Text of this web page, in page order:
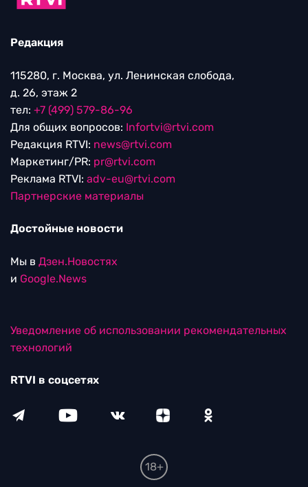
Редакция
115280, г. Москва, ул. Ленинская слобода,
д. 26, этаж 2
тел: +7 (499) 579-86-96
Для общих вопросов: Infortvi@rtvi.com
Редакция RTVI: news@rtvi.com
Маркетинг/PR: pr@rtvi.com
Реклама RTVI: adv-eu@rtvi.com
Партнерские материалы
Достойные новости
Мы в Дзен.Новостях
и Google.News
Уведомление об использовании рекомендательных
технологий
RTVI в соцсетях
18+